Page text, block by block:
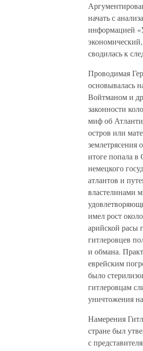
начать с
информацией
сводилась к
Проводимая
основывалась
Войтманом и
законности
миф об
остров или
землетрясения
итоге попала в
немецкого
атлантов и
властелинами
имел рост
арийской расы
гитлеровцев
и обмана.
еврейским
было
гитлеровцам
уничтожения
Намерения
стране был
с